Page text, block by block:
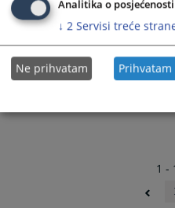
Zakon o slobodi pristupa
1 -
Analitika o
↓ 2 Servisi treće
Ne prihvatam